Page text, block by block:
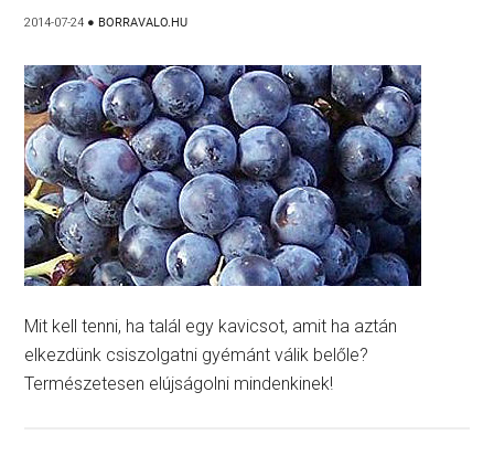
2014-07-24 ● BORRAVALO.HU
Mit kell tenni, ha talál egy kavicsot, amit ha aztán
elkezdünk csiszolgatni gyémánt válik belőle?
Természetesen elújságolni mindenkinek!